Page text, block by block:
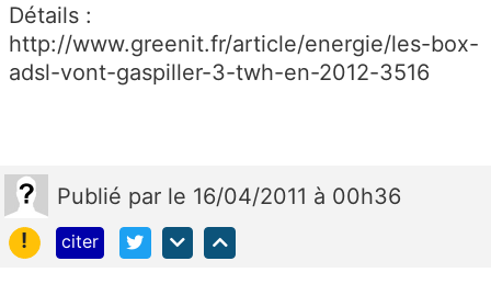
Détails :
http://www.greenit.fr/article/energie/les-box-
adsl-vont-gaspiller-3-twh-en-2012-3516
Publié par le 16/04/2011 à 00h36
!
citer